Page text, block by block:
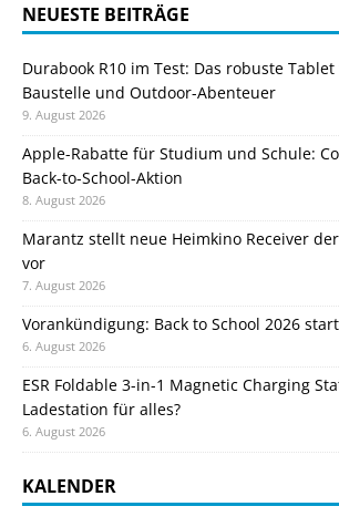
NEUESTE BEITRÄGE
Durabook R10 im Test: Das robuste
Baustelle und Outdoor-Abenteuer
9. August 2026
Apple-Rabatte für Studium und Schule:
Back-to-School-Aktion
8. August 2026
Marantz stellt neue Heimkino Receiver
vor
7. August 2026
Vorankündigung: Back to School 2026
6. August 2026
ESR Foldable 3-in-1 Magnetic Charging
Ladestation für alles?
6. August 2026
KALENDER